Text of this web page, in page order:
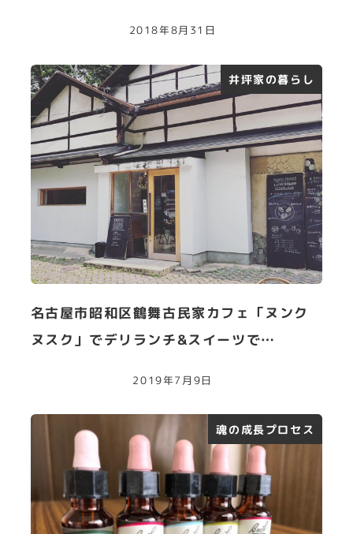
2018年8月31日
井坪家の暮らし
名古屋市昭和区鶴舞古民家カフェ「ヌンク
ヌスク」でデリランチ&スイーツで…
2019年7月9日
魂の成長プロセス